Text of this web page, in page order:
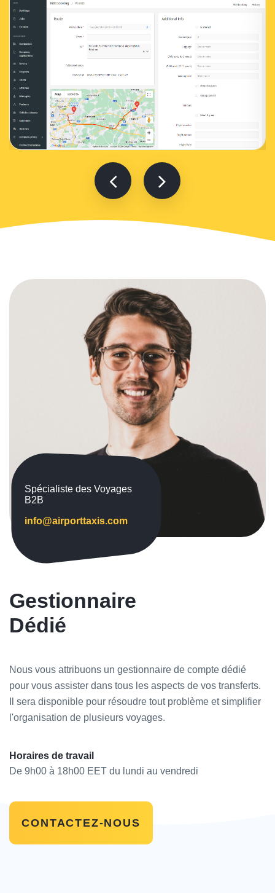
Spécialiste des Voyages
B2B
info@airporttaxis.com
Gestionnaire
Dédié
Nous vous attribuons un gestionnaire de compte dédié
pour vous assister dans tous les aspects de vos transferts.
Il sera disponible pour résoudre tout problème et simplifier
l'organisation de plusieurs voyages.
Horaires de travail
De 9h00 à 18h00 EET du lundi au vendredi
CONTACTEZ-NOUS